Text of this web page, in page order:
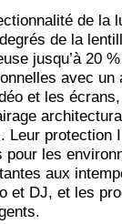
de la
de la
jusqu’à 20
avec un
et les
Leur protection
pour les
aux
et DJ, et les